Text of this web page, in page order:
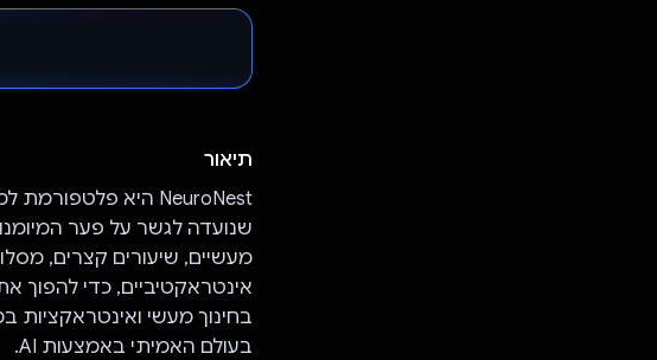
תיאור
מעשיים, שיעורים קצרים,
בחינוך מעשי ואינטראקציות
בעולם האמיתי באמצעות AI.